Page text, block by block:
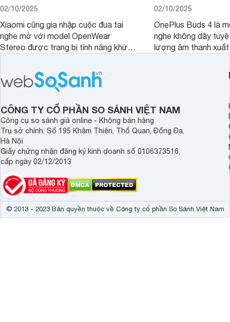
02/10/2025
Xiaomi cũng gia nhập cuộc đua tai
nghe mở với model OpenWear
Stereo được trang bị tính năng khử
chất lượng âm thanh và hiệu quả khử
ồn của chiếc tai nghe Xiaomi này có
đủ sức thuyết phục người dùng?
02/10/2025
OnePlus Buds 4 là
nghe không dây
lượng âm thanh
khử tiếng ồn ấn
tiến. Tuy nhiên,
CÔNG TY CỔ PHẦN SO SÁNH VIỆT NAM
Công cụ so sánh giá online - Không bán hàng
Trụ sở chính: Số 195 Khâm Thiên, Thổ Quan, Đống Đa,
Hà Nội
Giấy chứng nhận đăng ký kinh doanh số 0106373516,
cấp ngày 02/12/2013
© 2013 - 2023 Bản quyền thuộc về Công ty cổ phần So Sánh Việt Nam